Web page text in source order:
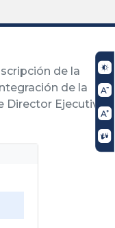
de la
de la
Director Ejecutivo